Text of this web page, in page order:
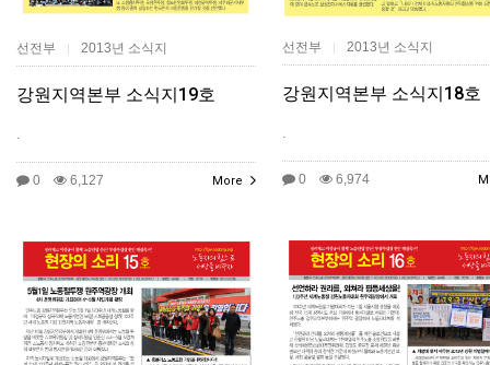
선전부 | 2013년 소식지
강원지역본부 소식지19호
0 6,127 More
선전부 2013년 소식지
강원지역본부 소식지18호
.
0 6,974